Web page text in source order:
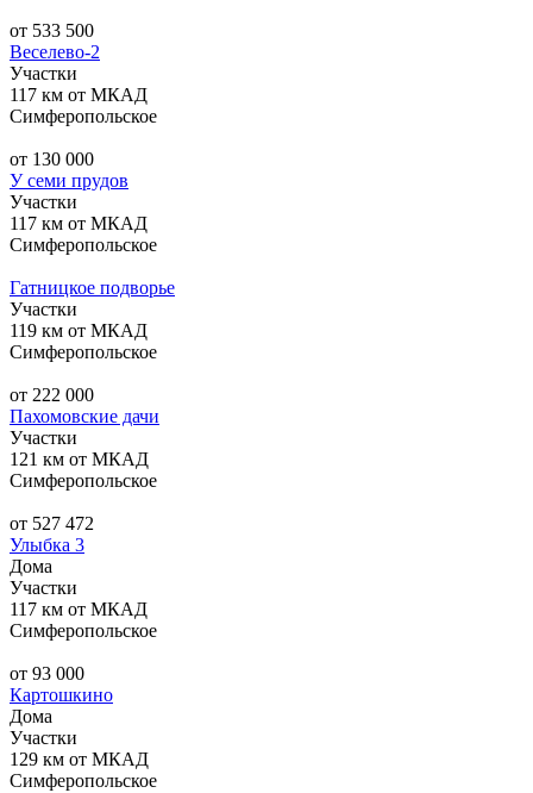
от 533 500
Веселево-2
Участки
117 км от МКАД
Симферопольское
от 130 000
У семи прудов
Участки
117 км от МКАД
Симферопольское
Гатницкое подворье
Участки
119 км от МКАД
Симферопольское
от 222 000
Пахомовские дачи
Участки
121 км от МКАД
Симферопольское
от 527 472
Улыбка 3
Дома
Участки
117 км от МКАД
Симферопольское
от 93 000
Картошкино
Дома
Участки
129 км от МКАД
Симферопольское